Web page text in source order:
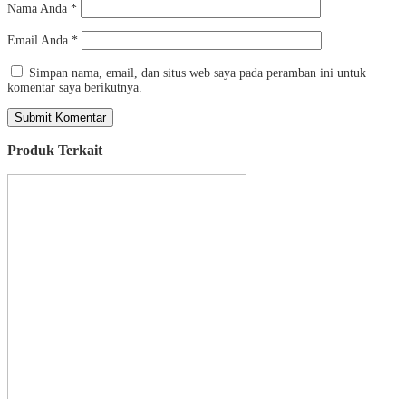
Nama Anda *
Email Anda *
Simpan nama, email, dan situs web saya pada peramban ini untuk
komentar saya berikutnya.
Produk Terkait